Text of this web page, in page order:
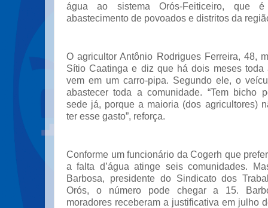
água ao sistema Orós-Feiticeiro, que é
abastecimento de povoados e distritos da
O agricultor Antônio Rodrigues Ferreira, 48,
Sítio Caatinga e diz que há dois meses toda
vem em um carro-pipa. Segundo ele, o
abastecer toda a comunidade. “Tem bicho
sede já, porque a maioria (dos agricultores)
ter esse gasto”, reforça.
Conforme um funcionário da Cogerh que
a falta d’água atinge seis comunidades.
Barbosa, presidente do Sindicato dos
Orós, o número pode chegar a 15.
moradores receberam a justificativa em julho